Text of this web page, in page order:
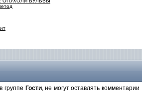
группе Гости, не могут оставлять комментарии